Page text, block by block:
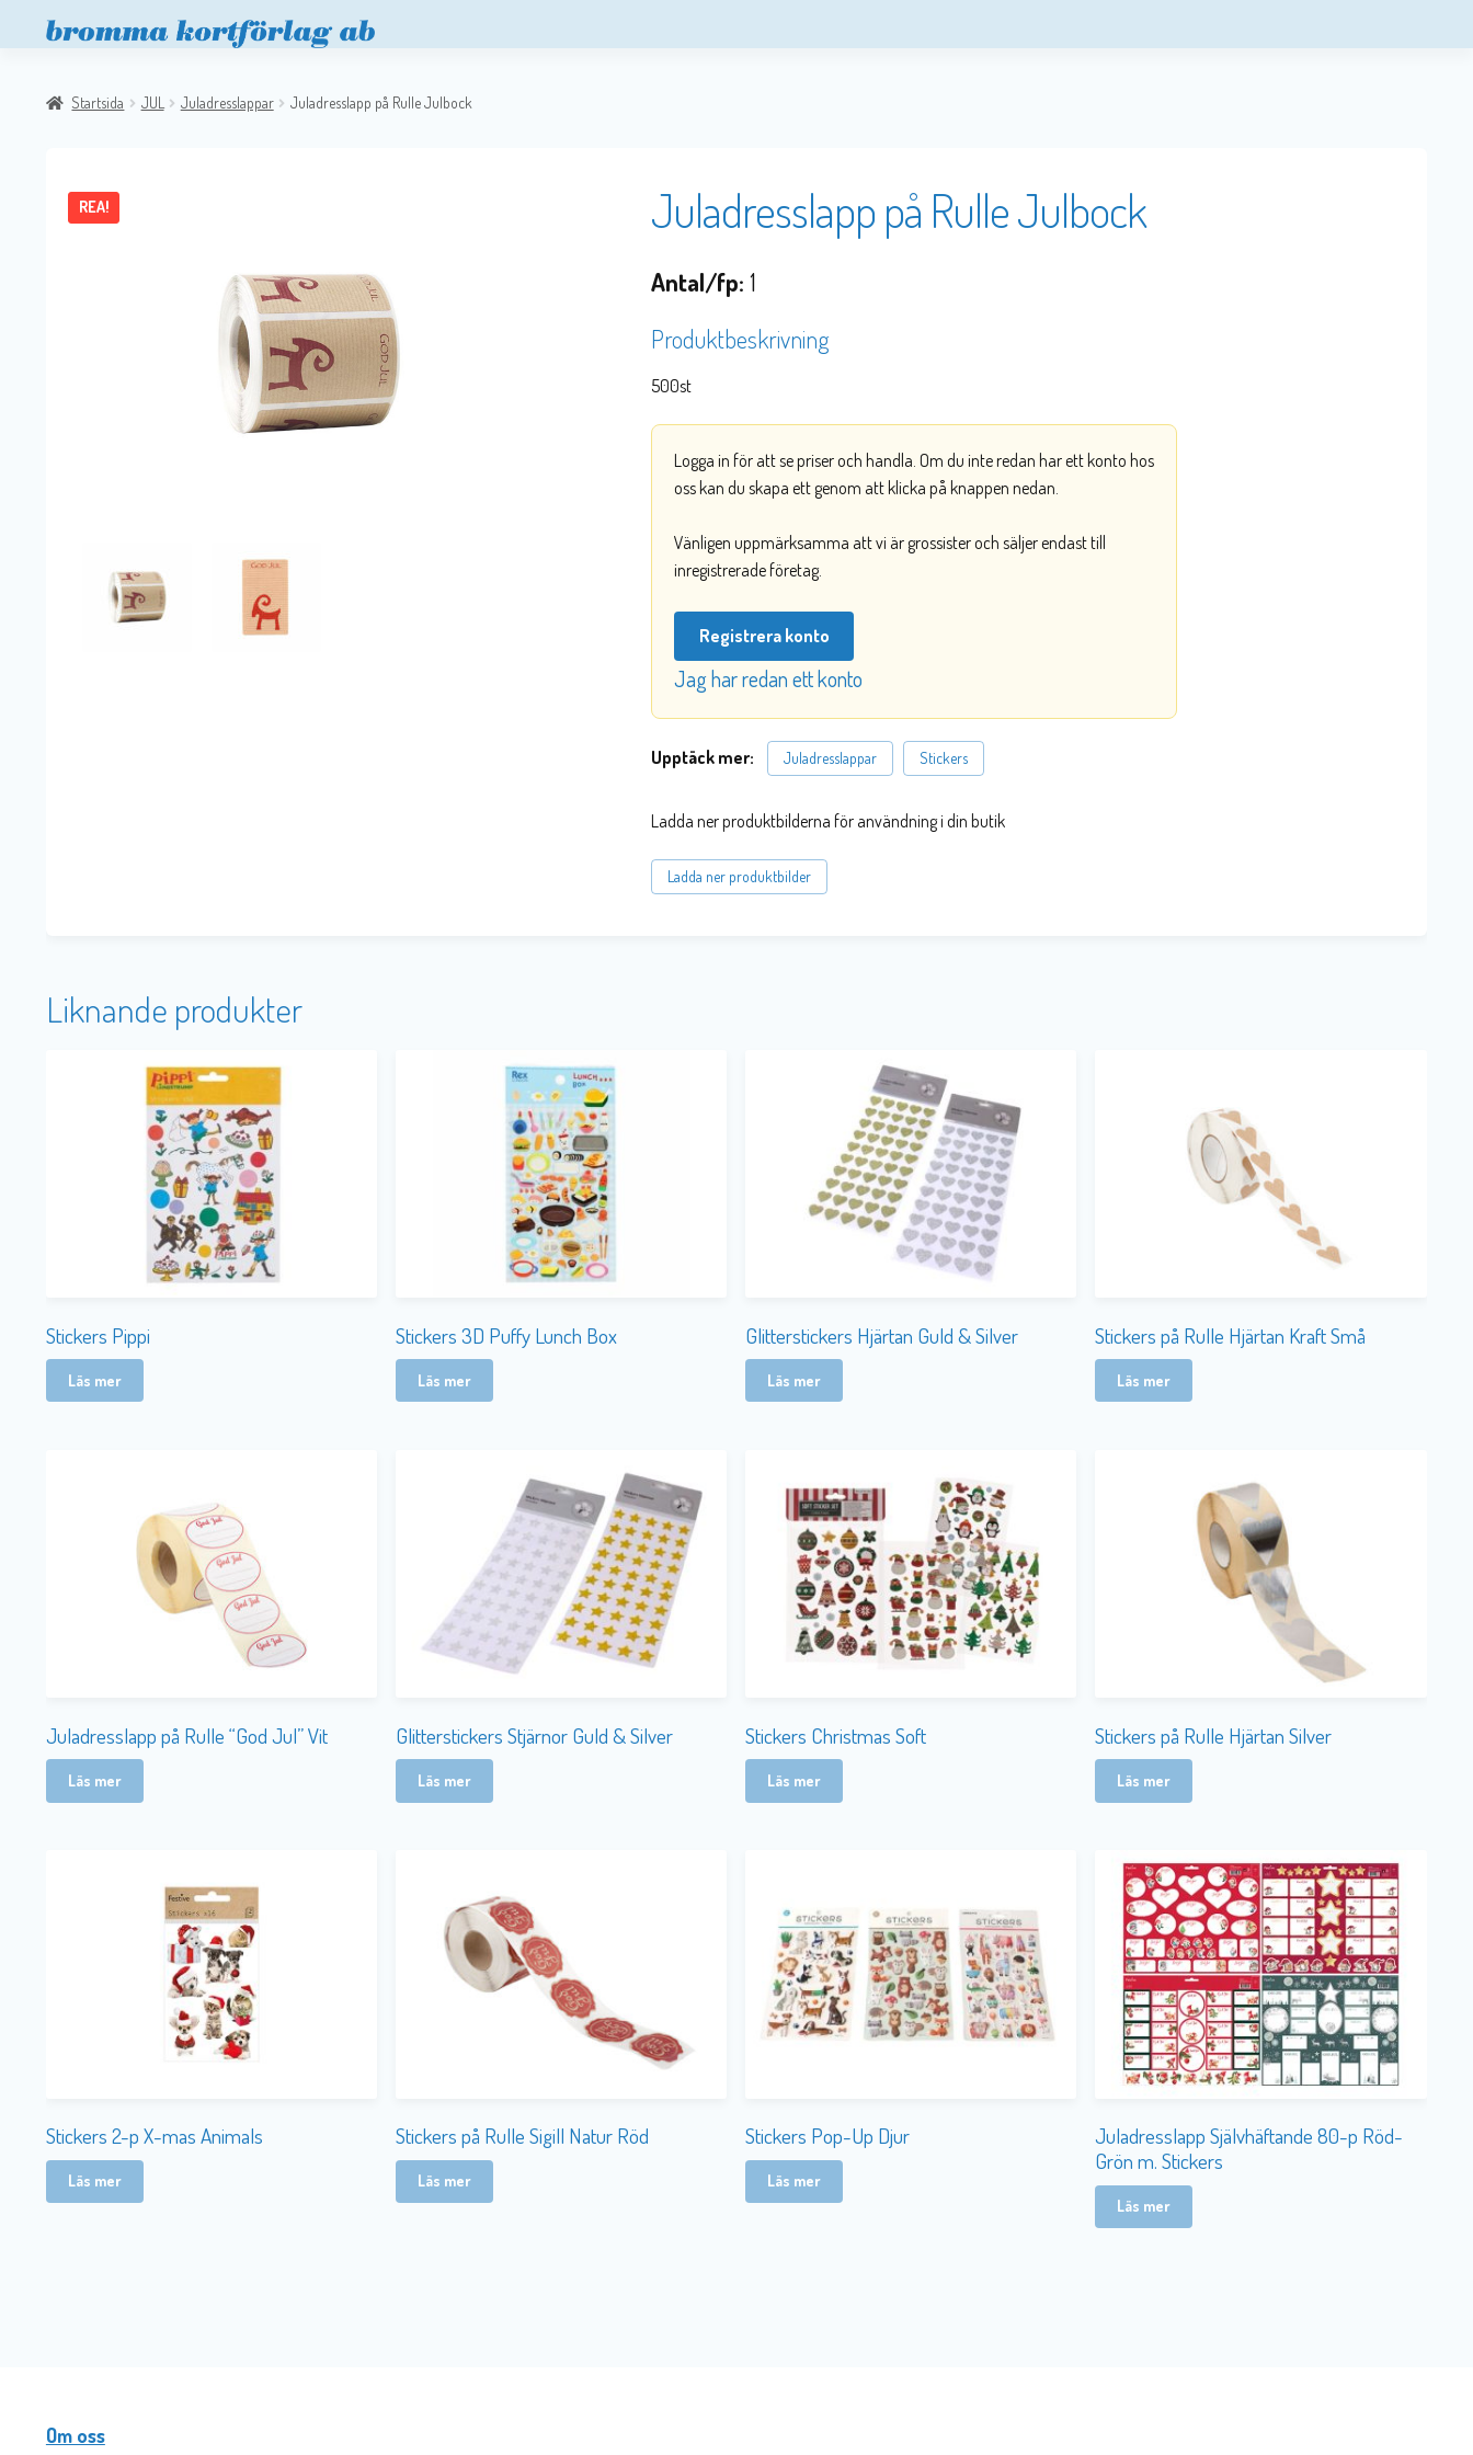
Startsida JUL Juladresslappar Juladresslapp på Rulle Julbock
REA! Juladresslapp på Rulle Julbock
Antal/fp: 1
Produktbeskrivning
500st
Logga in för att se priser och handla. Om du inte redan har ett konto hos
oss kan du skapa ett genom att klicka på knappen nedan.
Vänligen uppmärksamma att vi är grossister och säljer endast till
inregistrerade företag.
Registrera konto
Jag har redan ett konto
Upptäck mer: Juladresslappar Stickers
Ladda ner produktbilderna för användning i din butik
Ladda ner produktbilder
Liknande produkter
Stickers Pippi
Läs mer
Stickers 3D Puffy Lunch Box
Läs mer
Glitterstickers Hjärtan Guld & Silver
Läs mer
Stickers på Rulle Hjärtan Kraft Små
Läs mer
Juladresslapp på Rulle “God Jul” Vit
Läs mer
Glitterstickers Stjärnor Guld & Silver
Läs mer
Stickers Christmas Soft
Läs mer
Stickers på Rulle Hjärtan Silver
Läs mer
Stickers 2-p X-mas Animals
Läs mer
Stickers på Rulle Sigill Natur Röd
Läs mer
Stickers Pop-Up Djur
Läs mer
Juladresslapp Självhäftande 80-p Röd-
Grön m. Stickers
Läs mer
Om oss